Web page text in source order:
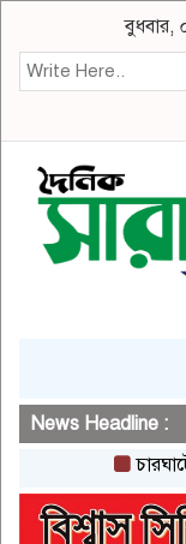
বুধবার,
News Headline :
চারঘাটে